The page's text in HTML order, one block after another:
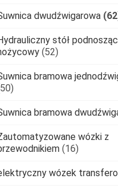
dwudźwigarowa
stół
(52)
bramowa
bramowa
wózki z
(16)
wózek